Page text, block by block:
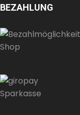
BEZAHLUNG